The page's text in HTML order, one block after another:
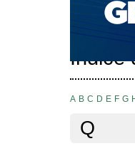
PARA
Capa
Índice
A B C D E F G
Q